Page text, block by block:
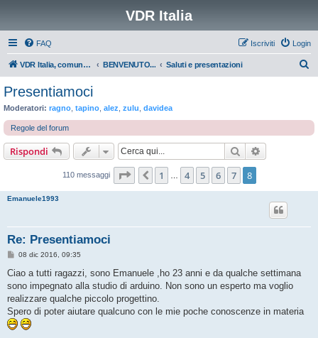
VDR Italia
FAQ Login
Iscriviti
VDR Italia, comunità italiana utilizzatori VDR BENVENUTO... Saluti e presentazioni
a
Presentiamoci
Moderatori: ragno tapino alez zulu davidea
Regole del forum
Rispondi Cerca
110 messaggi Pagina di 8
Precedente
1 4 5 6 7 8
Emanuele1993
Re: Presentiamoci
M
s
a
g
i
o
08 dic 2016, 09:35
Ciao a tutti ragazzi, sono Emanuele ,ho 23 anni e da qualche settimana
sono impegnato alla studio di arduino. Non sono un esperto ma voglio
realizzare qualche piccolo progettino.
Spero di poter aiutare qualcuno con le mie poche conoscenze in materia